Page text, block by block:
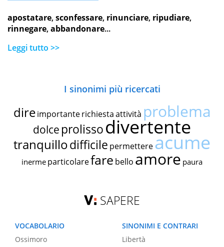
apostatare,sconfessare, rinunciare, ripudiare,
rinnegare,abbandonare...
Leggi tutto >>
I sinonimi più ricercati
dire importante richiestaattività problema
dolce prolissodivertente
tranquillodifficile permettereacume
inerme particolarefare bello amore paura
SAPERE
VOCABOLARIO
Ossimoro
SINONIMI E CONTRARI
Libertà